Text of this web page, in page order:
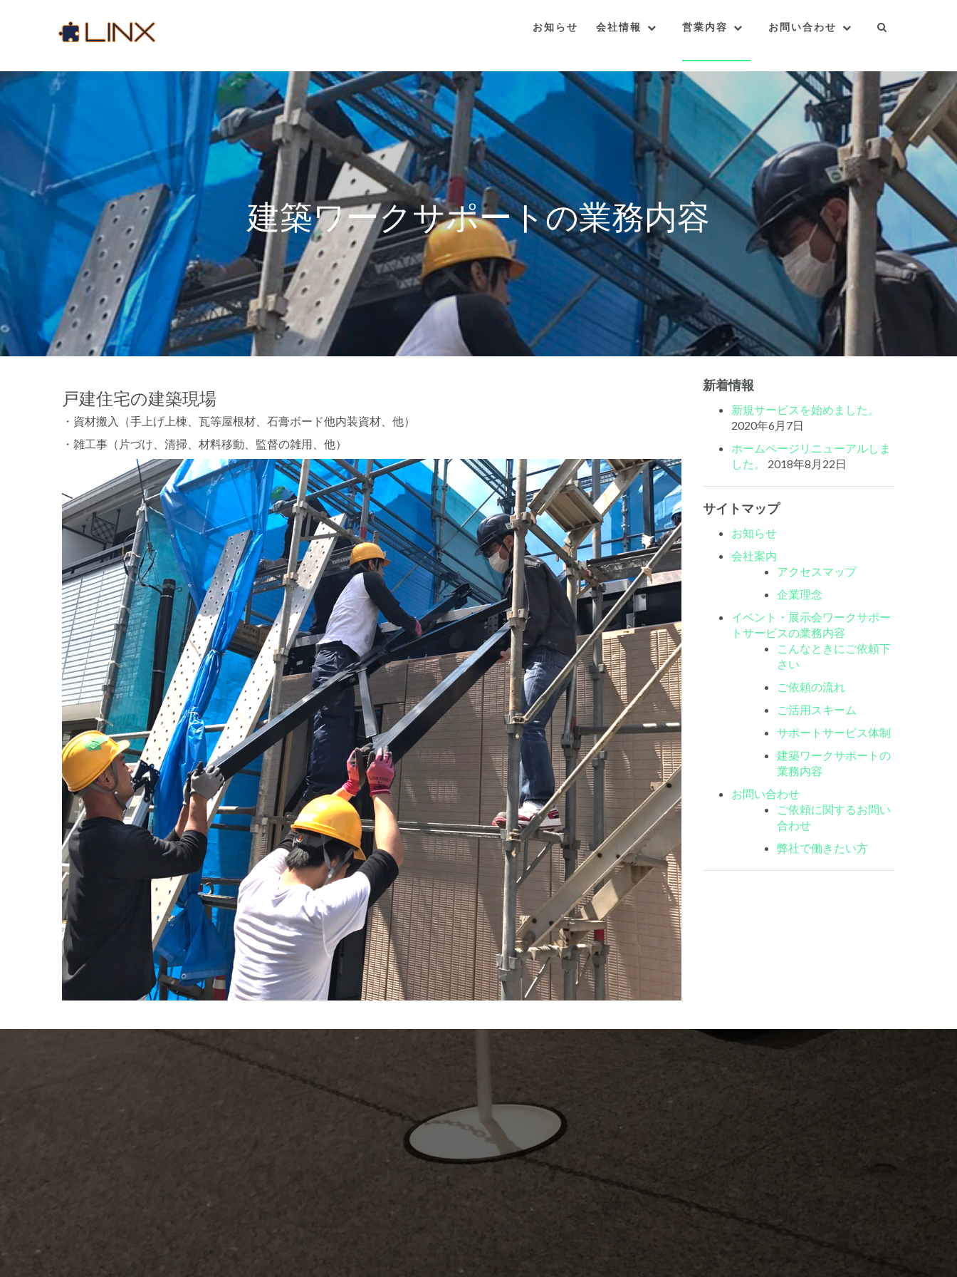
ツ
へ
ッ
お知らせ 会社情報 営業内容 お問い合わせ
建築ワークサポートの業務内容
戸建住宅の建築現場
・資材搬入（手上げ上棟、瓦等屋根材、石膏ボード他内装資材、他）
・雑工事（片づけ、清掃、材料移動、監督の雑用、他）
新着情報
新規サービスを始めました。
2020年6月7日
ホームページリニューアルしま
した。
2018年8月22日
サイトマップ
お知らせ
会社案内
アクセスマップ
企業理念
イベント・展示会ワークサポー
トサービスの業務内容
こんなときにご依頼下
さい
ご依頼の流れ
ご活用スキーム
サポートサービス体制
建築ワークサポートの
業務内容
お問い合わせ
ご依頼に関するお問い
合わせ
弊社で働きたい方